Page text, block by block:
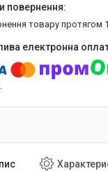
товару протягом